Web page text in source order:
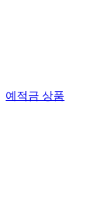
예적금 상품